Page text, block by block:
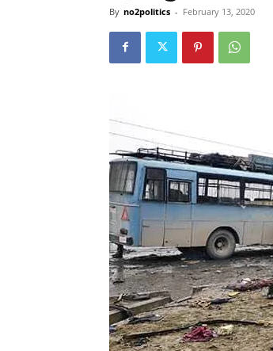
By no2politics - February 13, 2020